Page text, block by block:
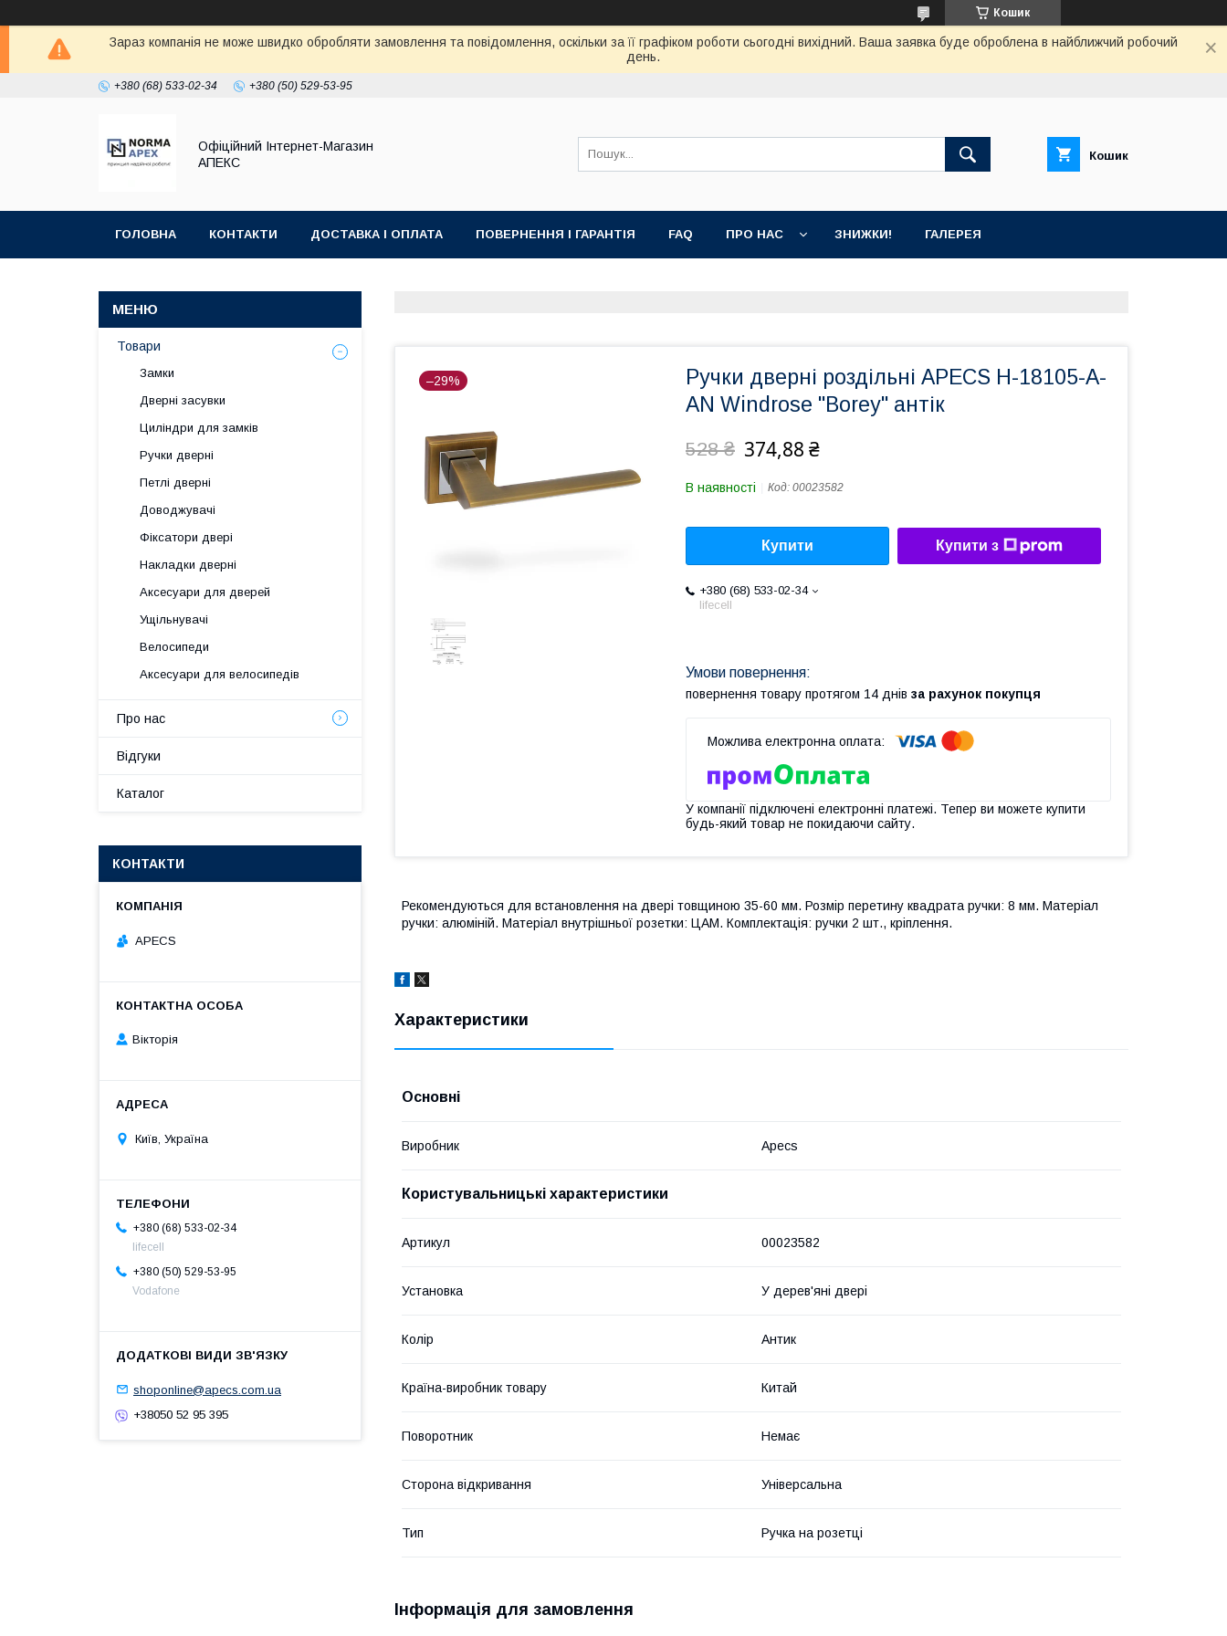
Кошик
Зараз компанія не може швидко обробляти замовлення та повідомлення, оскільки за її графіком роботи сьогодні вихідний. Ваша заявка буде оброблена в найближчий робочий
день.
+380 (68) 533-02-34 +380 (50) 529-53-95
Офіційний Інтернет-Магазин
АПЕКС
Кошик
ГОЛОВНА КОНТАКТИ ДОСТАВКА І ОПЛАТА ПОВЕРНЕННЯ І ГАРАНТІЯ FAQ ПРО НАС ЗНИЖКИ! ГАЛЕРЕЯ
–29%
Ручки дверні роздільні APECS H-18105-A-
AN Windrose "Borey" антік
528 ₴ 374,88 ₴
В наявності Код: 00023582
Купити Купити з
+380 (68) 533-02-34
lifecell
повернення товару протягом 14 днів за рахунок покупця
У компанії підключені електронні платежі. Тепер ви можете купити
будь-який товар не покидаючи сайту.
Рекомендуються для встановлення на двері товщиною 35-60 мм. Розмір перетину квадрата ручки: 8 мм. Матеріал
ручки: алюміній. Матеріал внутрішньої розетки: ЦАМ. Комплектація: ручки 2 шт., кріплення.
Характеристики
Основні
Виробник Apecs
Користувальницькі характеристики
Артикул 00023582
Установка У дерев'яні двері
Колір Антик
Країна-виробник товару Китай
Поворотник Немає
Сторона відкривання Універсальна
Тип Ручка на розетці
Інформація для замовлення
Товари
Замки
Дверні засувки
Циліндри для замків
Ручки дверні
Петлі дверні
Доводжувачі
Фіксатори двері
Накладки дверні
Аксесуари для дверей
Ущільнувачі
Велосипеди
Аксесуари для велосипедів
Про нас
Відгуки
Каталог
КОНТАКТИ
APECS
Вікторія
Київ, Україна
+380 (68) 533-02-34
lifecell
+380 (50) 529-53-95
Vodafone
shoponline@apecs.com.ua
+38050 52 95 395